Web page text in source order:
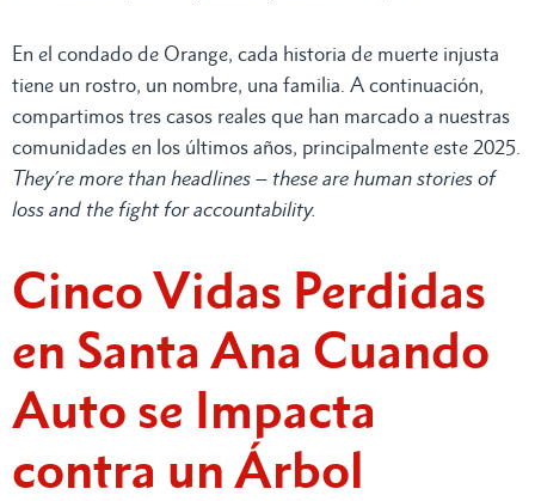
En el condado de Orange, cada historia de muerte injusta
tiene un rostro, un nombre, una familia. A continuación,
compartimos tres casos reales que han marcado a nuestras
comunidades en los últimos años, principalmente este 2025.
They´re more than headlines – these are human stories of
loss and the fight for accountability.
Cinco Vidas Perdidas
en Santa Ana Cuando
Auto se Impacta
contra un Árbol